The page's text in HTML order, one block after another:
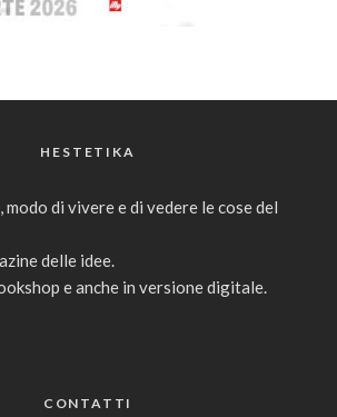
HESTETIKA
modo di vivere e di vedere le cose del
delle idee.
e anche in versione digitale.
CONTATTI